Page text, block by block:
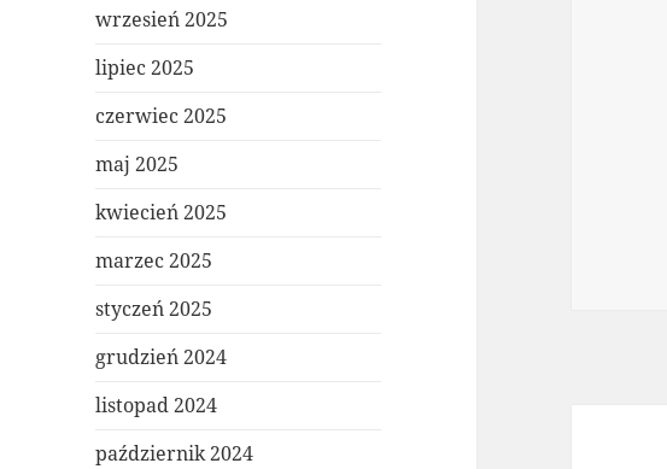
wrzesień 2025
lipiec 2025
czerwiec 2025
maj 2025
kwiecień 2025
marzec 2025
styczeń 2025
grudzień 2024
listopad 2024
październik 2024